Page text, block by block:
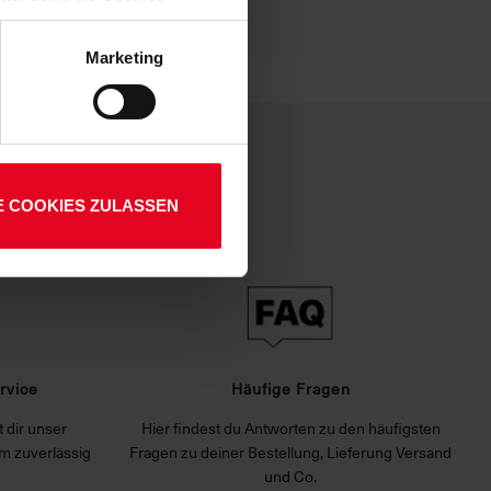
Verarbeitung Ihrer
Art. 6 Abs. 1 lit. a DSGVO
Ihre etwaig erteilten
Marketing
COOKIES ZULASSEN
dir unser
zuverlässig
Häufige Fragen
Hier findest du Antworten zu den häufigsten
Fragen zu deiner Bestellung, Lieferung Versand
und Co.